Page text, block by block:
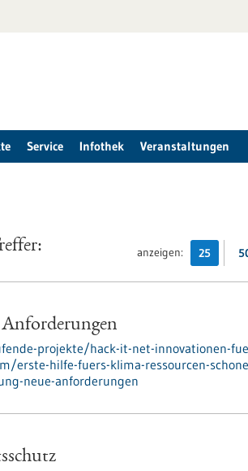
Service Infothek Veranstaltungen
anzeigen: 25
projekte/hack-it-net-innovationen-
erste-hilfe-fuers-klima-ressourcen-
neue-anforderungen